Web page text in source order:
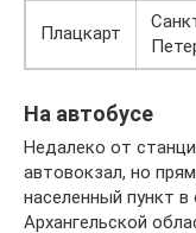
Плацкарт
На автобусе
Недалеко от
автовокзал, но
населенный пункт
Архангельской